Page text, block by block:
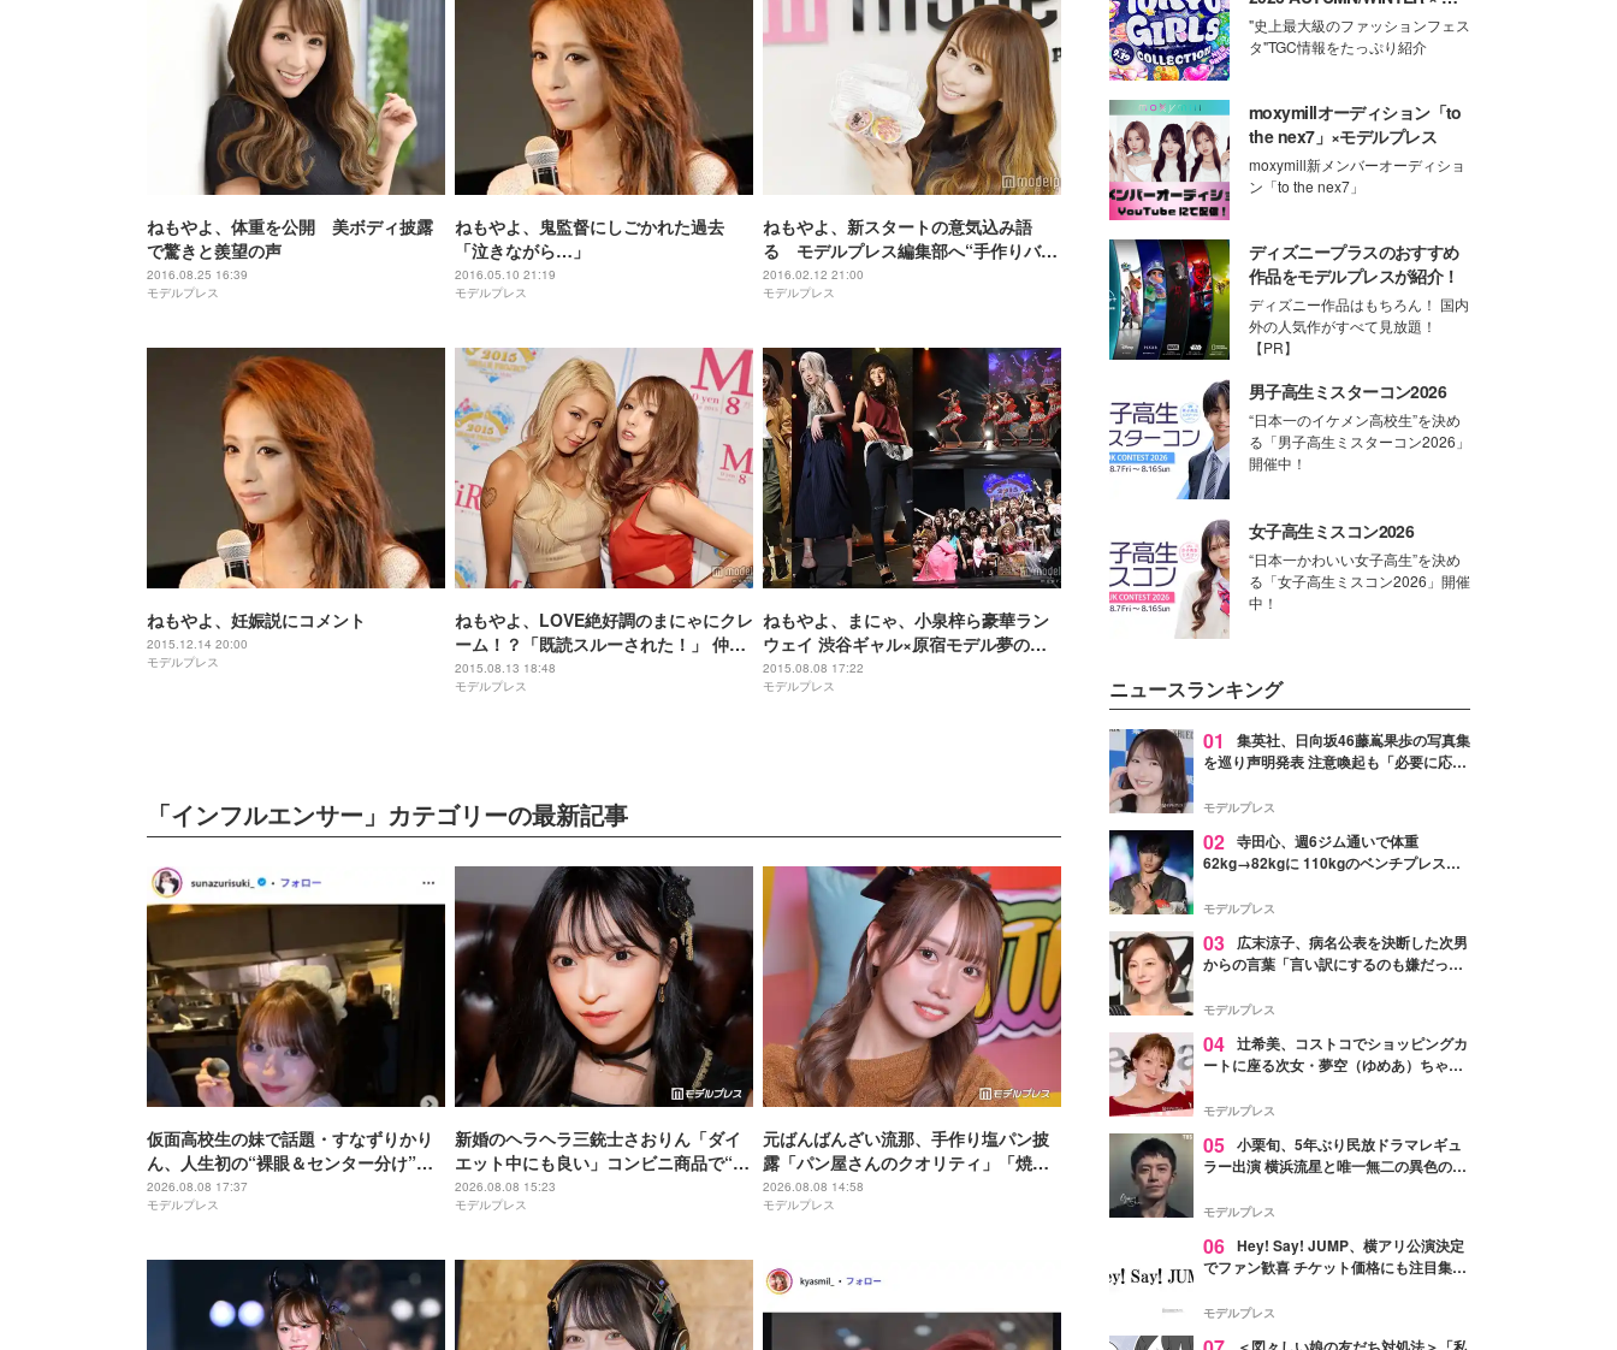
ねもやよ、体重を公開 美ボディ披露
で驚きと羨望の声
2016.08.25 16:39
モデルプレス
ねもやよ、鬼監督にしごかれた過去
「泣きながら…」
2016.05.10 21:19
モデルプレス
ねもやよ、新スタートの意気込み語
る モデルプレス編集部へ“手作りバレ
ンタイン”お届け！
2016.02.12 21:00
モデルプレス
ねもやよ、妊娠説にコメント
2015.12.14 20:00
モデルプレス
ねもやよ、LOVE絶好調のまにゃにクレ
ーム！？「既読スルーされた！」 仲良
し“ねもまにゃ”コンビトーク
2015.08.13 18:48
モデルプレス
ねもやよ、まにゃ、小泉梓ら豪華ラン
ウェイ 渋谷ギャル×原宿モデル夢の共
演＜写真特集＞
2015.08.08 17:22
モデルプレス
「インフルエンサー」カテゴリーの最新記事
仮面高校生の妹で話題・すなずりかり
ん、人生初の“裸眼＆センター分け”で
雰囲気ガラリ「可愛すぎて衝撃」「美
少女すぎる」
2026.08.08 17:37
モデルプレス
新婚のヘラヘラ三銃士さおりん「ダイ
エット中にも良い」コンビニ商品で“混
ぜるだけ”ヘルシー副菜紹介「火を使わ
ないの嬉しすぎる」「タンパク質たっ
2026.08.08 15:23
モデルプレス
元ばんばんざい流那、手作り塩パン披
露「パン屋さんのクオリティ」「焼き
加減最高」と反響
2026.08.08 14:58
モデルプレス
デルプレス
"史上最大級のファッションフェス
タ"TGC情報をたっぷり紹介
moxymillオーディション「to
the nex7」×モデルプレス
moxymill新メンバーオーディショ
ン「to the nex7」
ディズニープラスのおすすめ
作品をモデルプレスが紹介！
ディズニー作品はもちろん！ 国内
外の人気作がすべて見放題！
【PR】
男子高生ミスターコン2026
“日本一のイケメン高校生”を決め
る「男子高生ミスターコン2026」
開催中！
女子高生ミスコン2026
“日本一かわいい女子高生”を決め
る「女子高生ミスコン2026」開催
中！
ニュースランキング
01
集英社、日向坂46藤嶌果歩の写真集
を巡り声明発表 注意喚起も「必要に応じ
モデルプレス
02 寺田心、週6ジム通いで体重
62kg→82kgに 110kgのベンチプレス持
「かっこいい」と反響
モデルプレス
03
広末涼子、病名公表を決断した次男
からの言葉「言い訳にするのも嫌だっ
モデルプレス
04 辻希美、コストコでショッピングカ
ートに座る次女・夢空（ゆめあ）ちゃん
ぎ」「成長を感じる」の声
モデルプレス
05 小栗旬、5年ぶり民放ドラマレギュ
ラー出演 横浜流星と唯一無二の異色のバ
モデルプレス
06 Hey! Say! JUMP、横アリ公演決定
でファン歓喜 チケット価格にも注目集ま
モデルプレス